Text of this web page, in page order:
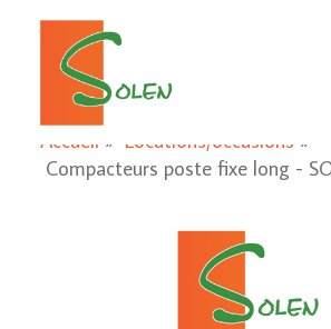
Accueil » Locations/occasions »
Compacteurs poste fixe long -